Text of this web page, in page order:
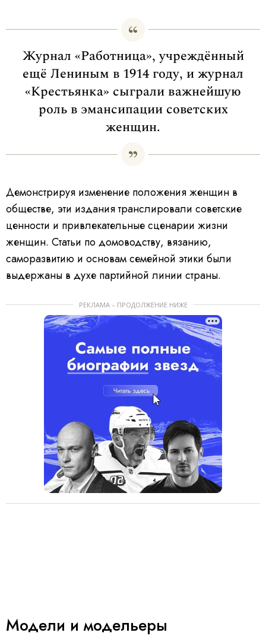
Журнал «Работница», учреждённый
ещё Лениным в 1914 году, и журнал
«Крестьянка» сыграли важнейшую
роль в эмансипации советских
женщин.
Демонстрируя изменение положения женщин в
обществе, эти издания транслировали советские
ценности и привлекательные сценарии жизни
женщин. Статьи по домоводству, вязанию,
саморазвитию и основам семейной этики были
выдержаны в духе партийной линии страны.
РЕКЛАМА – ПРОДОЛЖЕНИЕ НИЖЕ
Модели и модельеры